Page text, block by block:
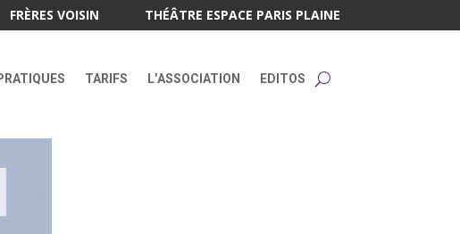
FRÈRES VOISIN THÉÂTRE ESPACE PARIS PLAINE
TARIFS L’ASSOCIATION EDITOS